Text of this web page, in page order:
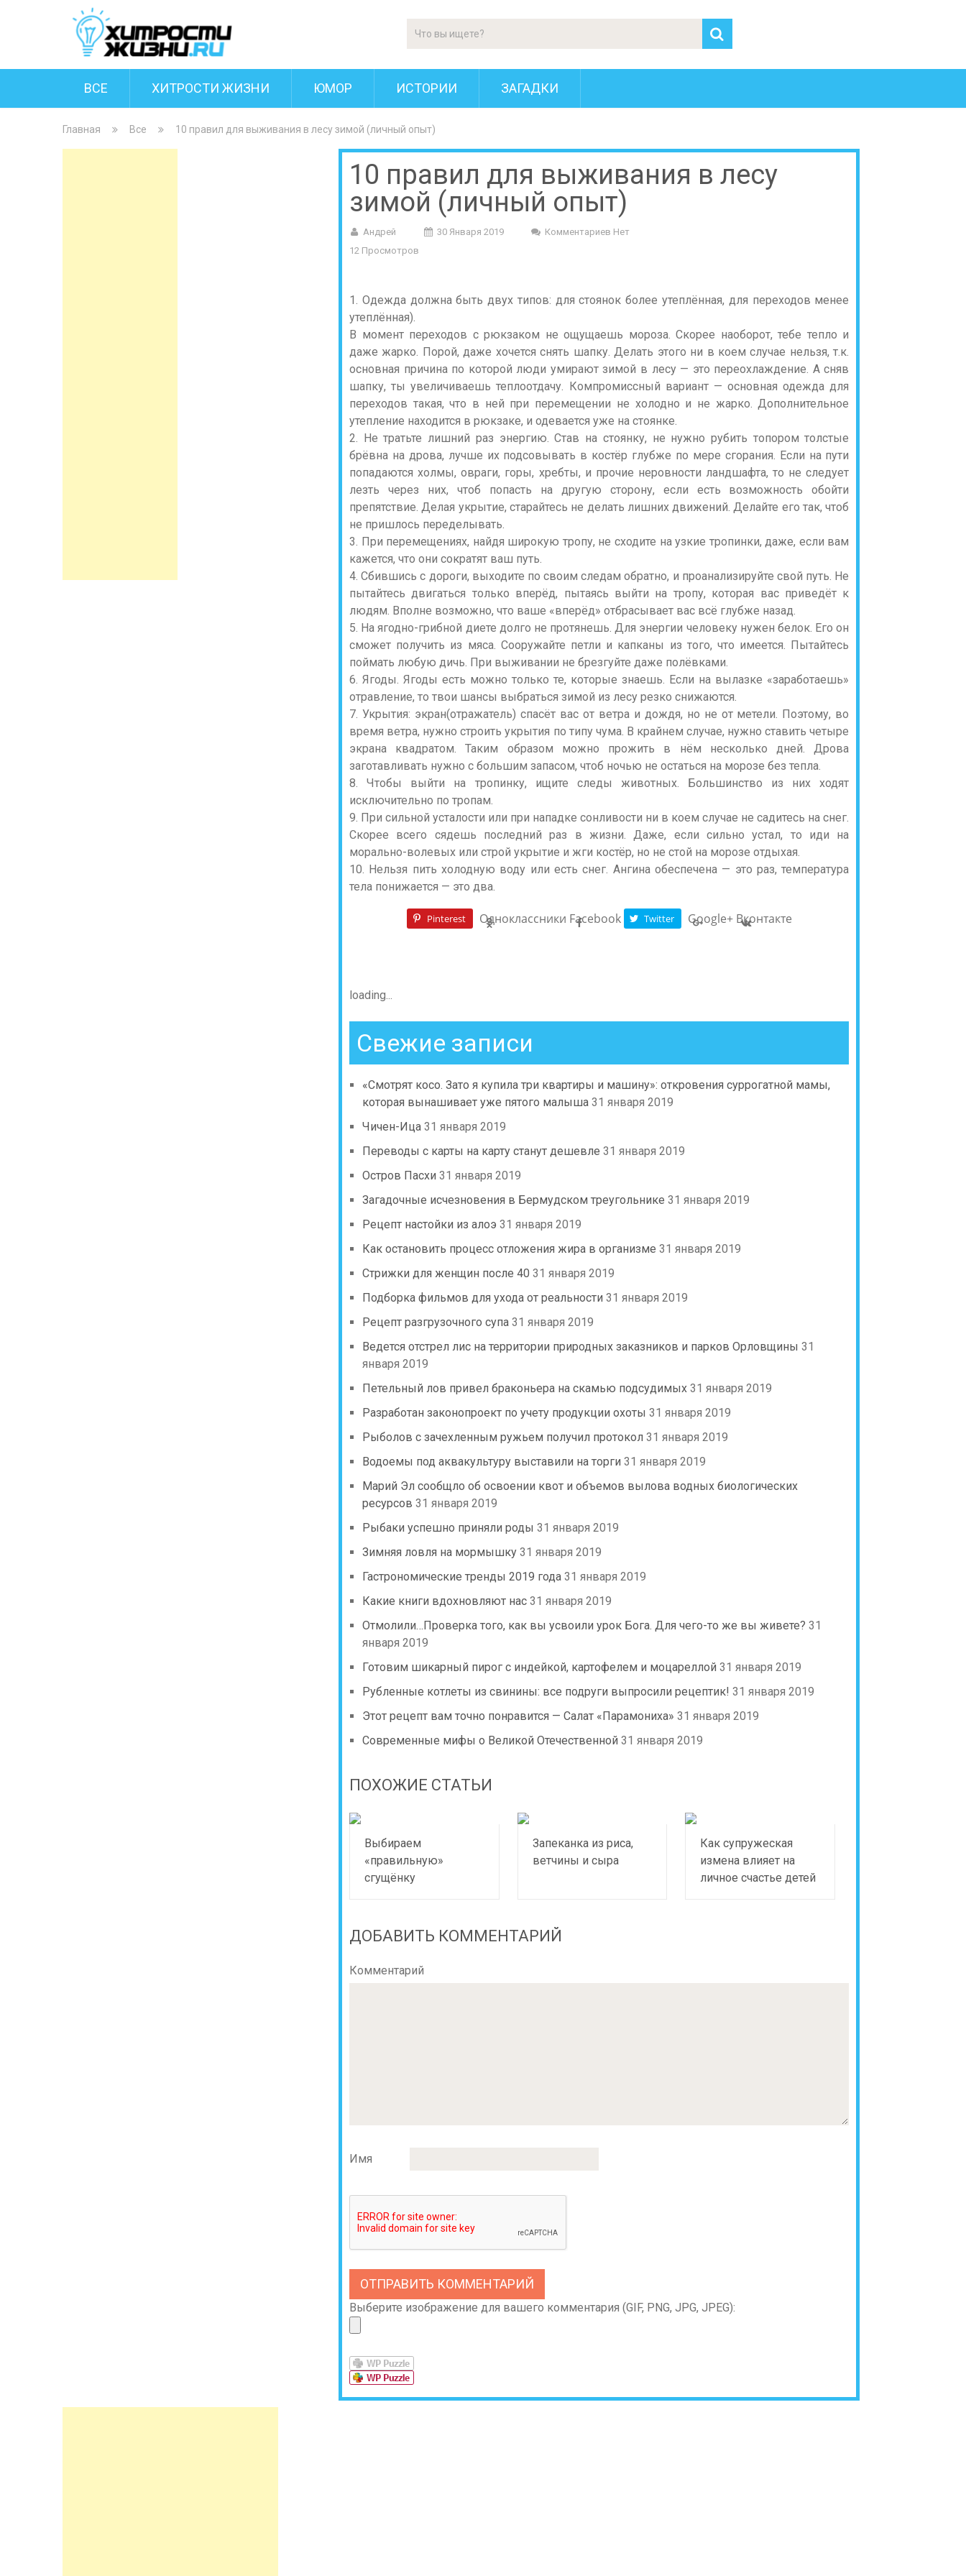
ВСЕ ХИТРОСТИ ЖИЗНИ ЮМОР ИСТОРИИ ЗАГАДКИ
Главная Все 10 правил для выживания в лесу зимой (личный опыт)
10 правил для выживания в лесу
зимой (личный опыт)
Андрей 30 Января 2019
Комментариев Нет
12 Просмотров
1. Одежда должна быть двух типов: для стоянок более утеплённая, для переходов менее
утеплённая).
В момент переходов с рюкзаком не ощущаешь мороза. Скорее наоборот, тебе тепло и
даже жарко. Порой, даже хочется снять шапку. Делать этого ни в коем случае нельзя, т.к.
основная причина по которой люди умирают зимой в лесу — это переохлаждение. А сняв
шапку, ты увеличиваешь теплоотдачу. Компромиссный вариант — основная одежда для
переходов такая, что в ней при перемещении не холодно и не жарко. Дополнительное
утепление находится в рюкзаке, и одевается уже на стоянке.
2. Не тратьте лишний раз энергию. Став на стоянку, не нужно рубить топором толстые
брёвна на дрова, лучше их подсовывать в костёр глубже по мере сгорания. Если на пути
попадаются холмы, овраги, горы, хребты, и прочие неровности ландшафта, то не следует
лезть через них, чтоб попасть на другую сторону, если есть возможность обойти
препятствие. Делая укрытие, старайтесь не делать лишних движений. Делайте его так, чтоб
не пришлось переделывать.
3. При перемещениях, найдя широкую тропу, не сходите на узкие тропинки, даже, если вам
кажется, что они сократят ваш путь.
4. Сбившись с дороги, выходите по своим следам обратно, и проанализируйте свой путь. Не
пытайтесь двигаться только вперёд, пытаясь выйти на тропу, которая вас приведёт к
людям. Вполне возможно, что ваше «вперёд» отбрасывает вас всё глубже назад.
5. На ягодно-грибной диете долго не протянешь. Для энергии человеку нужен белок. Его он
сможет получить из мяса. Сооружайте петли и капканы из того, что имеется. Пытайтесь
поймать любую дичь. При выживании не брезгуйте даже полёвками.
6. Ягоды. Ягоды есть можно только те, которые знаешь. Если на вылазке «заработаешь»
отравление, то твои шансы выбраться зимой из лесу резко снижаются.
7. Укрытия: экран(отражатель) спасёт вас от ветра и дождя, но не от метели. Поэтому, во
время ветра, нужно строить укрытия по типу чума. В крайнем случае, нужно ставить четыре
экрана квадратом. Таким образом можно прожить в нём несколько дней. Дрова
заготавливать нужно с большим запасом, чтоб ночью не остаться на морозе без тепла.
8. Чтобы выйти на тропинку, ищите следы животных. Большинство из них ходят
исключительно по тропам.
9. При сильной усталости или при нападке сонливости ни в коем случае не садитесь на снег.
Скорее всего сядешь последний раз в жизни. Даже, если сильно устал, то иди на
морально-волевых или строй укрытие и жги костёр, но не стой на морозе отдыхая.
10. Нельзя пить холодную воду или есть снег. Ангина обеспечена — это раз, температура
тела понижается — это два.
Pinterest Одноклассники Facebook Twitter Google+ Вконтакте
loading...
Свежие записи
«Смотрят косо. Зато я купила три квартиры и машину»: откровения суррогатной мамы,
которая вынашивает уже пятого малыша 31 января 2019
Чичен-Ица 31 января 2019
Переводы с карты на карту станут дешевле 31 января 2019
Остров Пасхи 31 января 2019
Загадочные исчезновения в Бермудском треугольнике 31 января 2019
Рецепт настойки из алоэ 31 января 2019
Как остановить процесс отложения жира в организме 31 января 2019
Стрижки для женщин после 40 31 января 2019
Подборка фильмов для ухода от реальности 31 января 2019
Рецепт разгрузочного супа 31 января 2019
Ведется отстрел лис на территории природных заказников и парков Орловщины 31
января 2019
Петельный лов привел браконьера на скамью подсудимых 31 января 2019
Разработан законопроект по учету продукции охоты 31 января 2019
Рыболов с зачехленным ружьем получил протокол 31 января 2019
Водоемы под аквакультуру выставили на торги 31 января 2019
Марий Эл сообщло об освоении квот и объемов вылова водных биологических
ресурсов 31 января 2019
Рыбаки успешно приняли роды 31 января 2019
Зимняя ловля на мормышку 31 января 2019
Гастрономические тренды 2019 года 31 января 2019
Какие книги вдохновляют нас 31 января 2019
Отмолили…Проверка того, как вы усвоили урок Бога. Для чего-то же вы живете? 31
января 2019
Готовим шикарный пирог с индейкой, картофелем и моцареллой 31 января 2019
Рубленные котлеты из свинины: все подруги выпросили рецептик! 31 января 2019
Этот рецепт вам точно понравится — Салат «Парамониха» 31 января 2019
Cовременные мифы о Великой Отечественной 31 января 2019
ПОХОЖИЕ СТАТЬИ
Выбираем
«правильную»
сгущёнку
Запеканка из риса,
ветчины и сыра
Как супружеская
измена влияет на
личное счастье детей
ДОБАВИТЬ КОММЕНТАРИЙ
Комментарий
Имя
Выберите изображение для вашего комментария (GIF, PNG, JPG, JPEG):